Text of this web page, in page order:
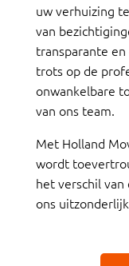
uw verhuizing
van
transparante
trots op de
onwankelbare
van ons team.
Met Holland
wordt
het verschil
ons